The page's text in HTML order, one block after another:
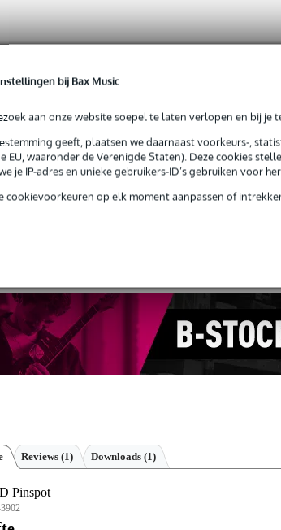
bij Bax Music
aan onze website soepel te laten verlopen en bij je
geeft, plaatsen we daarnaast voorkeurs-,
EU, waaronder de Verenigde Staten). Deze cookies
je IP-adres en unieke gebruikers-ID’s gebruiken voor
cookievoorkeuren op elk moment aanpassen of
verzending vanaf € 99,-
Reviews (1) Downloads (1)
Pinspot